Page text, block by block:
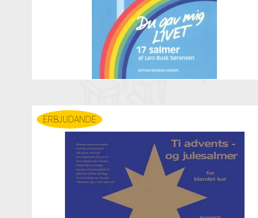
ERBJUDANDE